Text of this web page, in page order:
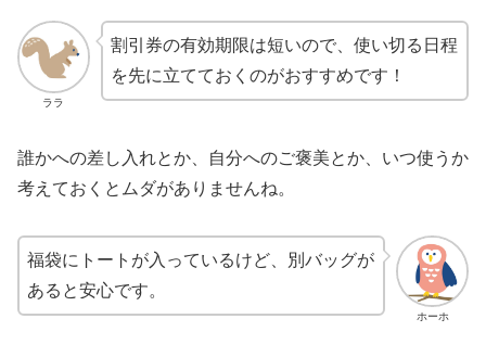
ララ
割引券の有効期限は短いので、使い切る日程
を先に立てておくのがおすすめです！
誰かへの差し入れとか、自分へのご褒美とか、いつ使うか
考えておくとムダがありませんね。
ホーホ
福袋にトートが入っているけど、別バッグが
あると安心です。